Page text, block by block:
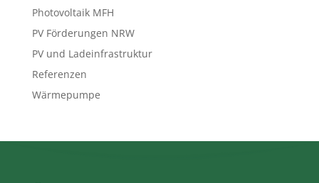
Photovoltaik MFH
PV Förderungen NRW
PV und Ladeinfrastruktur
Referenzen
Wärmepumpe